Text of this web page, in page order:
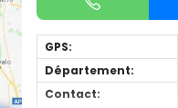
GPS:
Département:
Contact: